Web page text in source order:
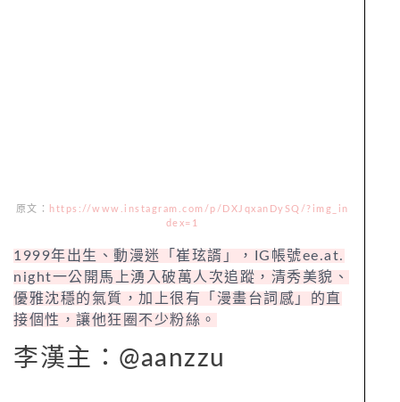
原文：
https://www.instagram.com/p/DXJqxanDySQ/?img_in
dex=1
1999年出生、動漫迷「崔玹諝」，IG帳號ee.at.
night一公開馬上湧入破萬人次追蹤，清秀美貌、
優雅沈穩的氣質，加上很有「漫畫台詞感」的直
接個性，讓他狂圈不少粉絲。
李漢主：@aanzzu